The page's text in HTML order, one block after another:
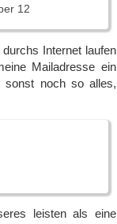
12
Internet laufen
Mailadresse ein
sonst noch so alles,
leisten als eine